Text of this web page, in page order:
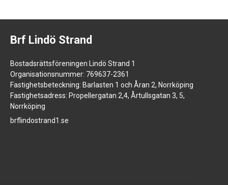
Brf Lindö Strand
Bostadsrättsföreningen Lindö Strand 1
Organisationsnummer: 769637-2361
Fastighetsbeteckning: Barlasten 1 och Åran 2, Norrköping
Fastighetsadress: Propellergatan 2,4, Årtullsgatan 3, 5,
Norrköping
brflindostrand1.se